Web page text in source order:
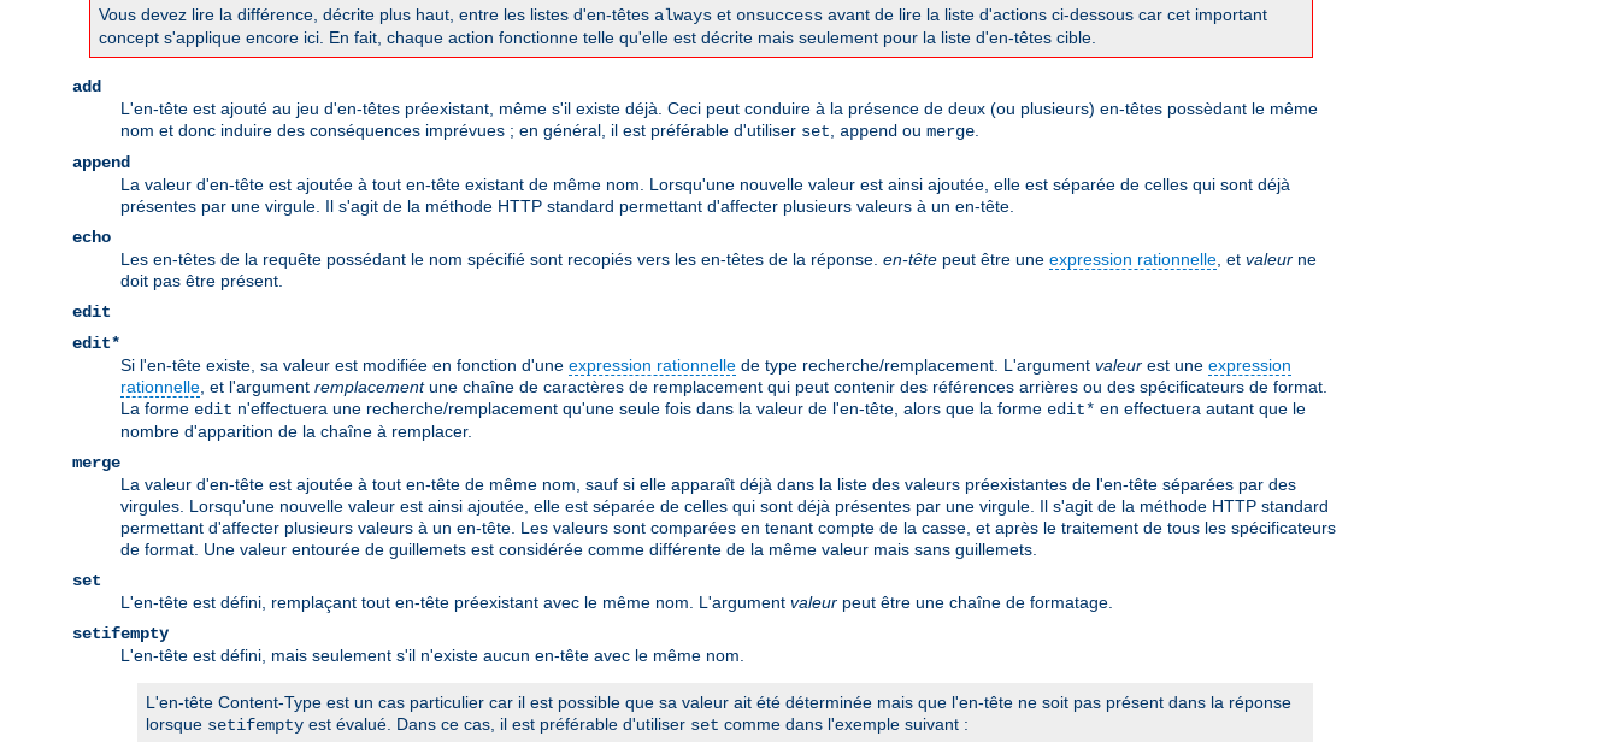
Vous devez lire la différence, décrite plus haut, entre les listes d'en-têtes always et onsuccess avant de lire la liste d'actions ci-dessous car cet important
concept s'applique encore ici. En fait, chaque action fonctionne telle qu'elle est décrite mais seulement pour la liste d'en-têtes cible.
add
L'en-tête est ajouté au jeu d'en-têtes préexistant, même s'il existe déjà. Ceci peut conduire à la présence de deux (ou plusieurs) en-têtes possèdant le même
nom et donc induire des conséquences imprévues ; en général, il est préférable d'utiliser set append ou merge
append
La valeur d'en-tête est ajoutée à tout en-tête existant de même nom. Lorsqu'une nouvelle valeur est ainsi ajoutée, elle est séparée de celles qui sont déjà
présentes par une virgule. Il s'agit de la méthode HTTP standard permettant d'affecter plusieurs valeurs à un en-tête.
echo
Les en-têtes de la requête possédant le nom spécifié sont recopiés vers les en-têtes de la réponse. en-tête peut être une expression rationnelle , et valeur ne
doit pas être présent.
edit
edit*
Si l'en-tête existe, sa valeur est modifiée en fonction d'une expression rationnelle de type recherche/remplacement. L'argument valeur est une expression
rationnelle , et l'argument remplacementune chaîne de caractères de remplacement qui peut contenir des références arrières ou des spécificateurs de format.
La forme edit n'effectuera une recherche/remplacement qu'une seule fois dans la valeur de l'en-tête, alors que la forme edit* en effectuera autant que le
nombre d'apparition de la chaîne à remplacer.
merge
La valeur d'en-tête est ajoutée à tout en-tête de même nom, sauf si elle apparaît déjà dans la liste des valeurs préexistantes de l'en-tête séparées par des
virgules. Lorsqu'une nouvelle valeur est ainsi ajoutée, elle est séparée de celles qui sont déjà présentes par une virgule. Il s'agit de la méthode HTTP standard
permettant d'affecter plusieurs valeurs à un en-tête. Les valeurs sont comparées en tenant compte de la casse, et après le traitement de tous les spécificateurs
de format. Une valeur entourée de guillemets est considérée comme différente de la même valeur mais sans guillemets.
set
L'en-tête est défini, remplaçant tout en-tête préexistant avec le même nom. L'argument valeur peut être une chaîne de formatage.
setifempty
L'en-tête est défini, mais seulement s'il n'existe aucun en-tête avec le même nom.
L'en-tête Content-Type est un cas particulier car il est possible que sa valeur ait été déterminée mais que l'en-tête ne soit pas présent dans la réponse
lorsque setifempty est évalué. Dans ce cas, il est préférable d'utiliser set comme dans l'exemple suivant :